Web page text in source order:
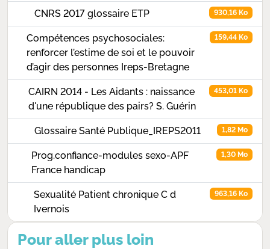
CNRS 2017 glossaire ETP 930,16 Ko
Compétences psychosociales:
renforcer l’estime de soi et le pouvoir
d’agir des personnes Ireps-Bretagne
159,44 Ko
CAIRN 2014 - Les Aidants : naissance
d'une république des pairs? S. Guérin
453,01 Ko
Glossaire Santé Publique_IREPS2011 1,82 Mo
Prog.confiance-modules sexo-APF
France handicap
1,30 Mo
Sexualité Patient chronique C d
Ivernois
963,16 Ko
Pour aller plus loin